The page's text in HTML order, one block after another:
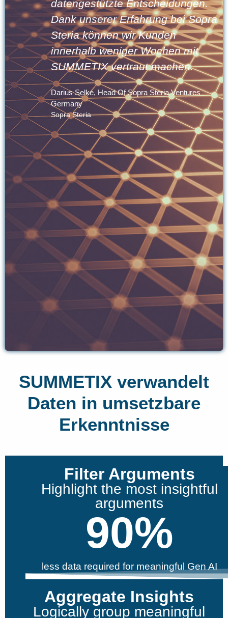
datengestützte Entscheidungen.
Dank unserer Erfahrung bei Sopra
Steria können wir Kunden
innerhalb weniger Wochen mit
SUMMETIX vertraut machen.
Darius Selke, Head Of Sopra Steria Ventures
Germany
Sopra Steria
SUMMETIX verwandelt
Daten in umsetzbare
Erkenntnisse
Filter Arguments
Highlight the most insightful
arguments
less data required for meaningful Gen AI
90%
Aggregate Insights
Logically group meaningful